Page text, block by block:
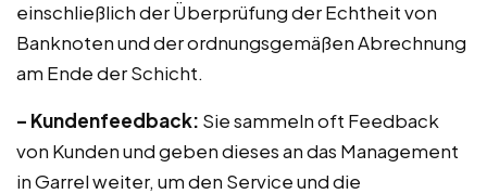
einschließlich der Überprüfung der Echtheit von
Banknoten und der ordnungsgemäßen Abrechnung
am Ende der Schicht.
– Kundenfeedback: Sie sammeln oft Feedback
von Kunden und geben dieses an das Management
in Garrel weiter, um den Service und die